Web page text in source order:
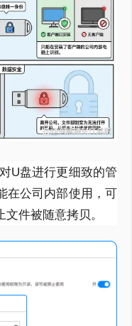
U盘进行更细致的管
在公司内部使用，可
件被随意拷贝。